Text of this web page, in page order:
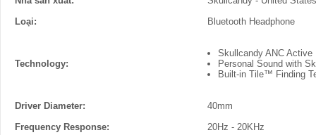
Loại:
Bluetooth Headphone
Technology:
Skullcandy ANC Active
Personal Sound with
Built-in Tile™ Finding
Driver Diameter:
40mm
Frequency Response:
20Hz - 20KHz